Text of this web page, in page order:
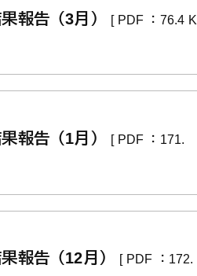
報告（3月）
[ PDF ：76.4 K
報告（1月）
[ PDF ：171.
報告（12月）
[ PDF ：172.